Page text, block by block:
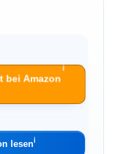
bei Amazon
ℹ︎
lesenℹ︎